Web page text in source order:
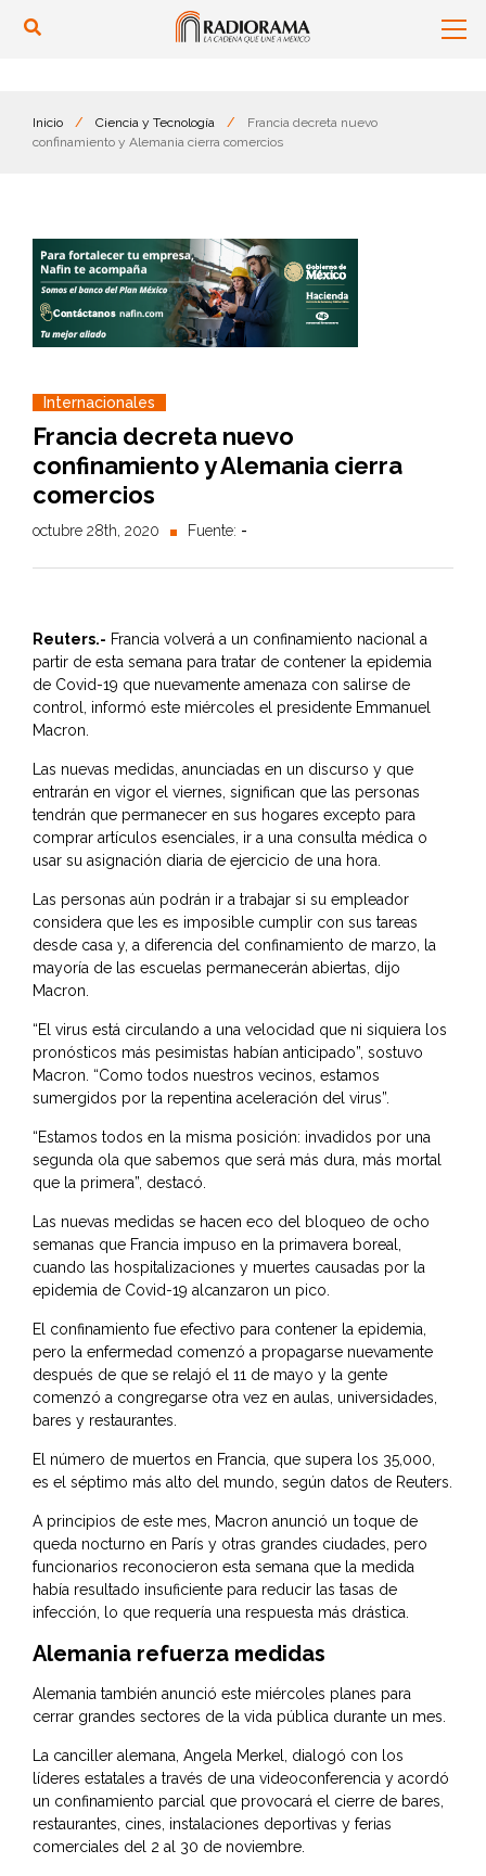
Inicio / Ciencia y Tecnología /
Francia decreta nuevo
confinamiento y Alemania cierra comercios
Internacionales
Francia decreta nuevo
confinamiento y Alemania cierra
comercios
octubre 28th, 2020 Fuente: -
Reuters.- Francia volverá a un confinamiento nacional a
partir de esta semana para tratar de contener la epidemia
de Covid-19 que nuevamente amenaza con salirse de
control, informó este miércoles el presidente Emmanuel
Macron.
Las nuevas medidas, anunciadas en un discurso y que
entrarán en vigor el viernes, significan que las personas
tendrán que permanecer en sus hogares excepto para
comprar artículos esenciales, ir a una consulta médica o
usar su asignación diaria de ejercicio de una hora.
Las personas aún podrán ir a trabajar si su empleador
considera que les es imposible cumplir con sus tareas
desde casa y, a diferencia del confinamiento de marzo, la
mayoría de las escuelas permanecerán abiertas, dijo
Macron.
“El virus está circulando a una velocidad que ni siquiera los
pronósticos más pesimistas habían anticipado”, sostuvo
Macron. “Como todos nuestros vecinos, estamos
sumergidos por la repentina aceleración del virus”.
“Estamos todos en la misma posición: invadidos por una
segunda ola que sabemos que será más dura, más mortal
que la primera”, destacó.
Las nuevas medidas se hacen eco del bloqueo de ocho
semanas que Francia impuso en la primavera boreal,
cuando las hospitalizaciones y muertes causadas por la
epidemia de Covid-19 alcanzaron un pico.
El confinamiento fue efectivo para contener la epidemia,
pero la enfermedad comenzó a propagarse nuevamente
después de que se relajó el 11 de mayo y la gente
comenzó a congregarse otra vez en aulas, universidades,
bares y restaurantes.
El número de muertos en Francia, que supera los 35,000,
es el séptimo más alto del mundo, según datos de Reuters.
A principios de este mes, Macron anunció un toque de
queda nocturno en París y otras grandes ciudades, pero
funcionarios reconocieron esta semana que la medida
había resultado insuficiente para reducir las tasas de
infección, lo que requería una respuesta más drástica.
Alemania refuerza medidas
Alemania también anunció este miércoles planes para
cerrar grandes sectores de la vida pública durante un mes.
La canciller alemana, Angela Merkel, dialogó con los
líderes estatales a través de una videoconferencia y acordó
un confinamiento parcial que provocará el cierre de bares,
restaurantes, cines, instalaciones deportivas y ferias
comerciales del 2 al 30 de noviembre.